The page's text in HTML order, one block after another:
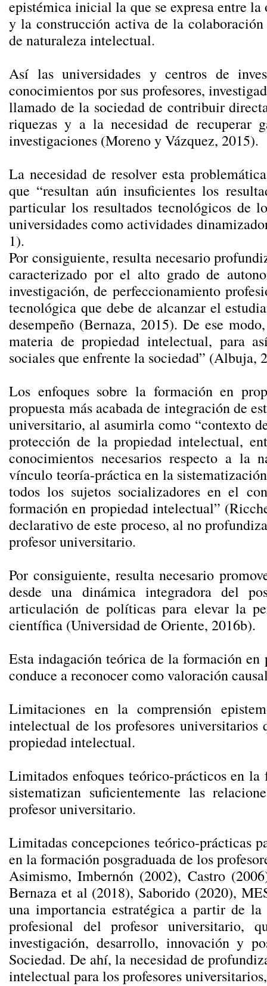
epistémica inicial la que se expresa entre
y la construcción activa de la
de naturaleza intelectual.
Así las universidades y centros de
conocimientos por sus profesores,
llamado de la sociedad de contribuir
riquezas y a la necesidad de recuperar
investigaciones (Moreno y Vázquez, 2015).
La necesidad de resolver esta
que “resultan aún insuficientes los
particular los resultados tecnológicos de
universidades como actividades
1).
Por consiguiente, resulta necesario
caracterizado por el alto grado de
investigación, de perfeccionamiento
tecnológica que debe de alcanzar el
desempeño (Bernaza, 2015). De ese
materia de propiedad intelectual, para
sociales que enfrente la sociedad” (Albuja,
Los enfoques sobre la formación en
propuesta más acabada de integración de
universitario, al asumirla como “contexto
protección de la propiedad intelectual,
conocimientos necesarios respecto a la
vínculo teoría-práctica en la
todos los sujetos socializadores en el
formación en propiedad intelectual”
declarativo de este proceso, al no
profesor universitario.
Por consiguiente, resulta necesario
desde una dinámica integradora del
articulación de políticas para elevar la
científica (Universidad de Oriente, 2016b).
Esta indagación teórica de la formación
conduce a reconocer como valoración
Limitaciones en la comprensión
intelectual de los profesores
propiedad intelectual.
Limitados enfoques teórico-prácticos en
sistematizan suficientemente las
profesor universitario.
Limitadas concepciones teórico-prácticas
en la formación posgraduada de los
Asimismo, Imbernón (2002), Castro
Bernaza et al (2018), Saborido (2020),
una importancia estratégica a partir de
profesional del profesor universitario,
investigación, desarrollo, innovación y
Sociedad. De ahí, la necesidad de
intelectual para los profesores